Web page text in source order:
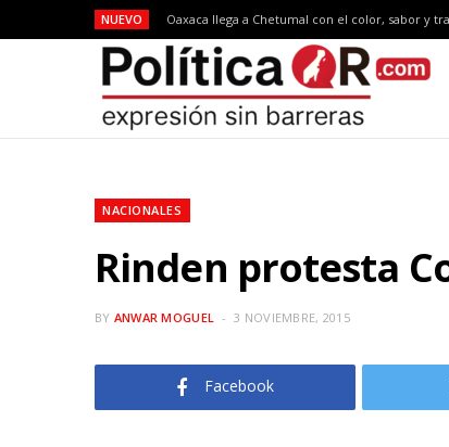
NUEVO Oaxaca llega a Chetumal con el color, sabor y
NACIONALES
Rinden protesta
BY ANWAR MOGUEL 3 NOVIEMBRE, 2015
Facebook